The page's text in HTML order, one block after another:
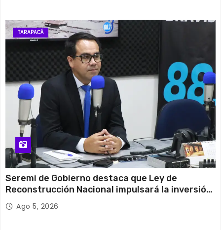
TARAPACÁ
Seremi de Gobierno destaca que Ley de
Reconstrucción Nacional impulsará la inversión
y el empleo en Tarapacá
Ago 5, 2026